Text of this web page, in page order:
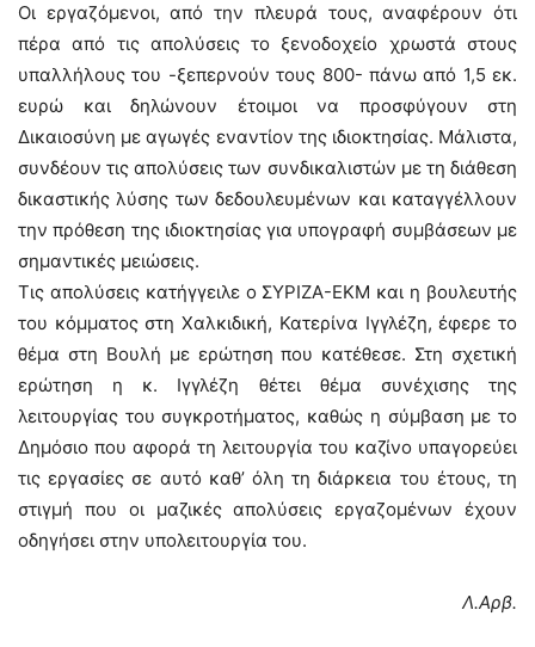
Οι εργαζόμενοι, από την πλευρά τους, αναφέρουν ότι
πέρα από τις απολύσεις το ξενοδοχείο χρωστά στους
υπαλλήλους του -ξεπερνούν τους 800- πάνω από 1,5 εκ.
ευρώ και δηλώνουν έτοιμοι να προσφύγουν στη
Δικαιοσύνη με αγωγές εναντίον της ιδιοκτησίας. Μάλιστα,
συνδέουν τις απολύσεις των συνδικαλιστών με τη διάθεση
δικαστικής λύσης των δεδουλευμένων και καταγγέλλουν
την πρόθεση της ιδιοκτησίας για υπογραφή συμβάσεων με
σημαντικές μειώσεις.
Τις απολύσεις κατήγγειλε ο ΣΥΡΙΖΑ-ΕΚΜ και η βουλευτής
του κόμματος στη Χαλκιδική, Κατερίνα Ιγγλέζη, έφερε το
θέμα στη Βουλή με ερώτηση που κατέθεσε. Στη σχετική
ερώτηση η κ. Ιγγλέζη θέτει θέμα συνέχισης της
λειτουργίας του συγκροτήματος, καθώς η σύμβαση με το
Δημόσιο που αφορά τη λειτουργία του καζίνο υπαγορεύει
τις εργασίες σε αυτό καθ’ όλη τη διάρκεια του έτους, τη
στιγμή που οι μαζικές απολύσεις εργαζομένων έχουν
οδηγήσει στην υπολειτουργία του.
Λ.Αρβ.